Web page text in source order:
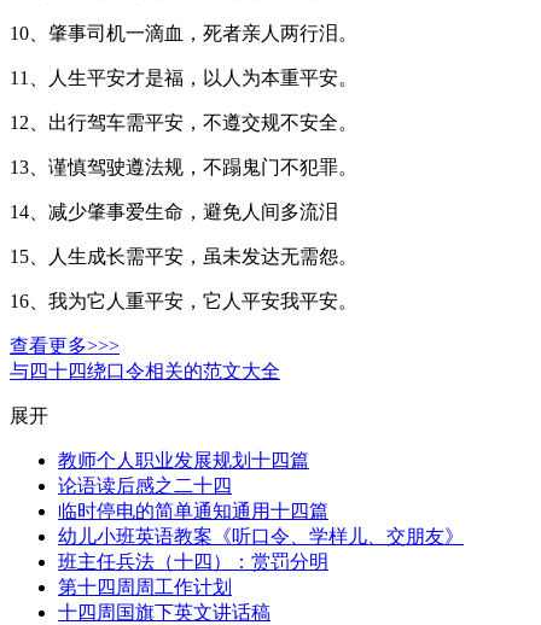
10、肇事司机一滴血，死者亲人两行泪。
11、人生平安才是福，以人为本重平安。
12、出行驾车需平安，不遵交规不安全。
13、谨慎驾驶遵法规，不蹋鬼门不犯罪。
14、减少肇事爱生命，避免人间多流泪
15、人生成长需平安，虽未发达无需怨。
16、我为它人重平安，它人平安我平安。
查看更多>>>
与四十四绕口令相关的范文大全
展开
教师个人职业发展规划十四篇
论语读后感之二十四
临时停电的简单通知通用十四篇
幼儿小班英语教案《听口令、学样儿、交朋友》
班主任兵法（十四）：赏罚分明
第十四周周工作计划
十四周国旗下英文讲话稿